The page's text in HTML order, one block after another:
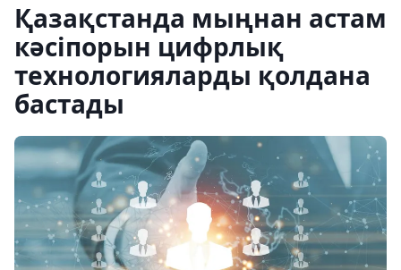
Қазақстанда мыңнан астам
кәсіпорын цифрлық
технологияларды қолдана
бастады